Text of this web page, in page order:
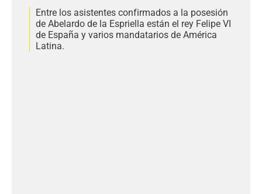
Entre los asistentes confirmados a la posesión
de Abelardo de la Espriella están el rey Felipe VI
de España y varios mandatarios de América
Latina.